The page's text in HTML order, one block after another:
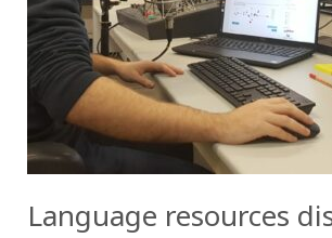
Language resources